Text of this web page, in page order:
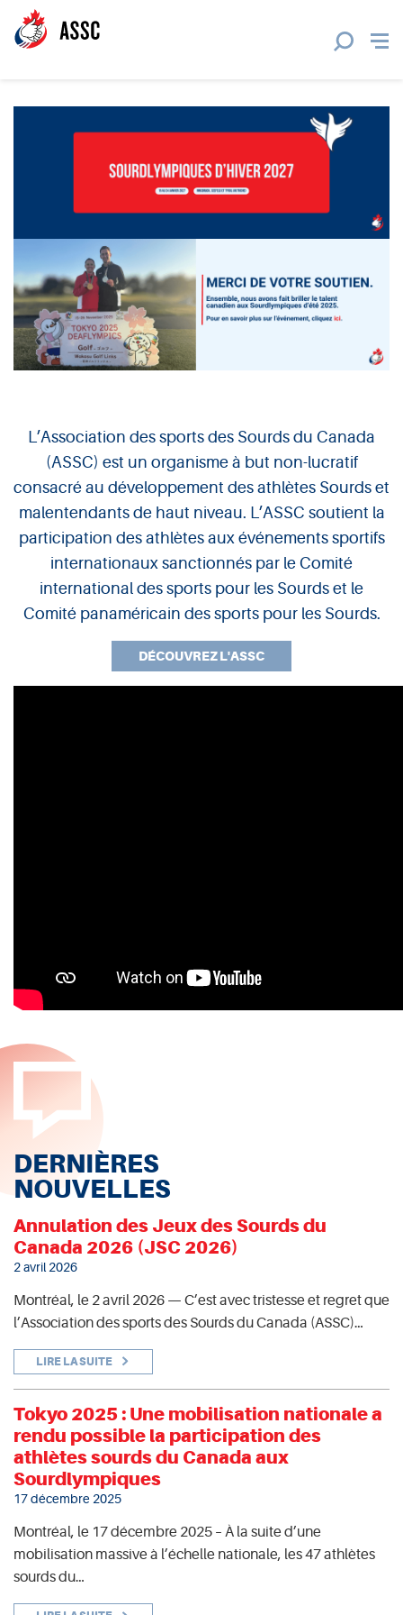
ASSC
L’Association des sports des Sourds du Canada
(ASSC) est un organisme à but non-lucratif
consacré au développement des athlètes Sourds et
malentendants de haut niveau. L’ASSC soutient la
participation des athlètes aux événements sportifs
internationaux sanctionnés par le Comité
international des sports pour les Sourds et le
Comité panaméricain des sports pour les Sourds.
DÉCOUVREZ L'ASSC
DERNIÈRES
NOUVELLES
Annulation des Jeux des Sourds du
Canada 2026 (JSC 2026)
2 avril 2026
Montréal, le 2 avril 2026 — C’est avec tristesse et regret que
l’Association des sports des Sourds du Canada (ASSC)…
LIRE LA SUITE
Tokyo 2025 : Une mobilisation nationale a
rendu possible la participation des
athlètes sourds du Canada aux
Sourdlympiques
17 décembre 2025
Montréal, le 17 décembre 2025 – À la suite d’une
mobilisation massive à l’échelle nationale, les 47 athlètes
sourds du…